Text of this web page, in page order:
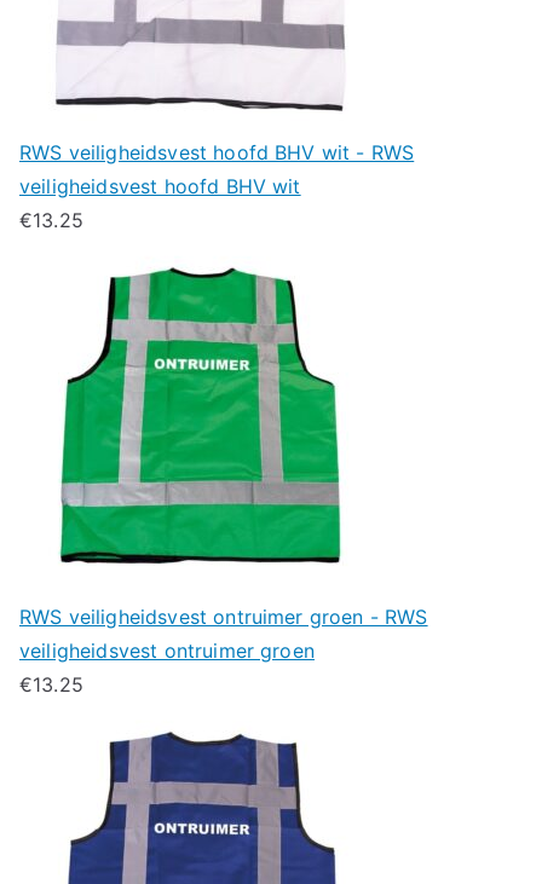
RWS veiligheidsvest hoofd BHV wit - RWS
veiligheidsvest hoofd BHV wit
€13.25
RWS veiligheidsvest ontruimer groen - RWS
veiligheidsvest ontruimer groen
€13.25